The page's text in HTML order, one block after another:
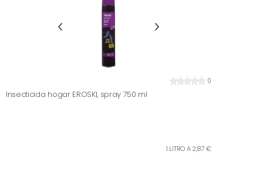
0
Insecticida hogar EROSKI, spray 750 ml
1 LITRO A 2,87 €